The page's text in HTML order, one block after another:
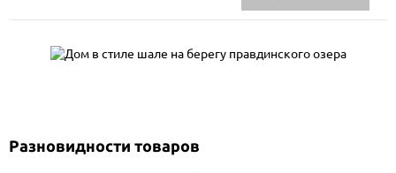
Разновидности товаров